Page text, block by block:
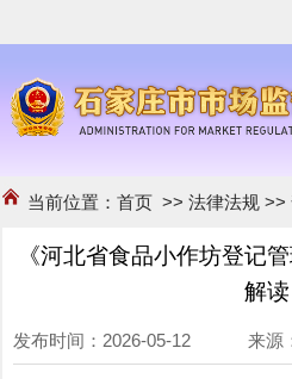
当前位置：首页 >>法律法规 >>
《河北省食品小作坊登记
解读
发布时间：2026-05-12 来源：